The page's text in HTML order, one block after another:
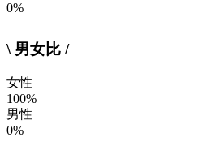
0%
\ 男女比 /
女性
100%
男性
0%